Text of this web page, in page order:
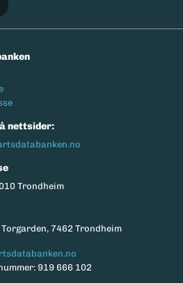
nettsider:
Trondheim
7462 Trondheim
919 666 102